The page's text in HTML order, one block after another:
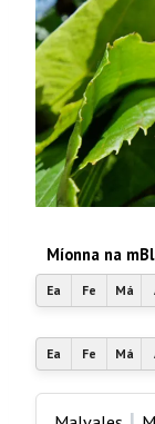
Míonna na
Ea Fe Má
Ea Fe Má